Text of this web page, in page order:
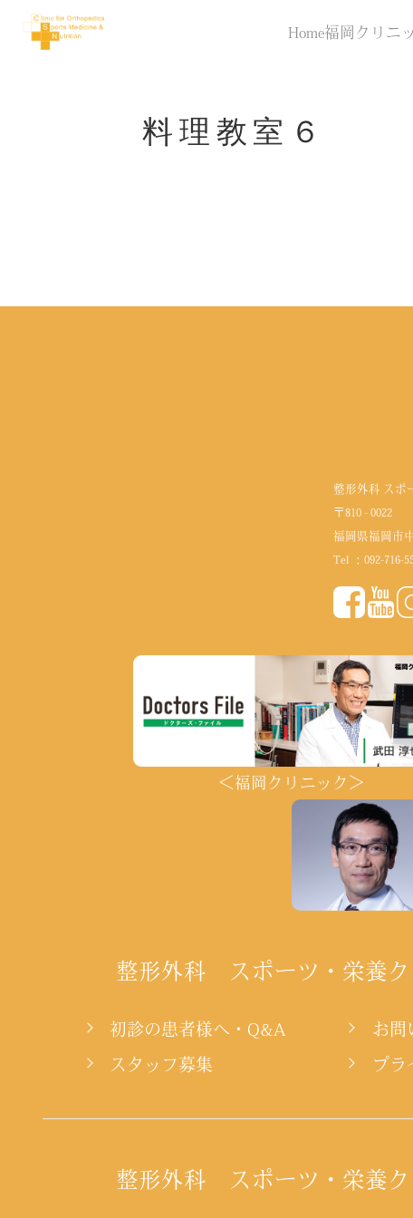
Home福岡クリニ
料理教室６
整形外科 スポ
〒810 - 0022
福岡県福岡市
Tel ： 092-716-
＜福岡クリニック＞
整形外科 スポーツ・栄養ク
初診の患者様へ・Q&A お問
スタッフ募集 プラ
整形外科 スポーツ・栄養ク